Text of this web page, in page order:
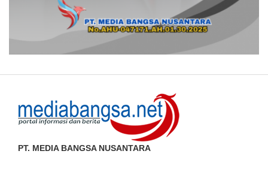
PT. MEDIA BANGSA NUSANTARA